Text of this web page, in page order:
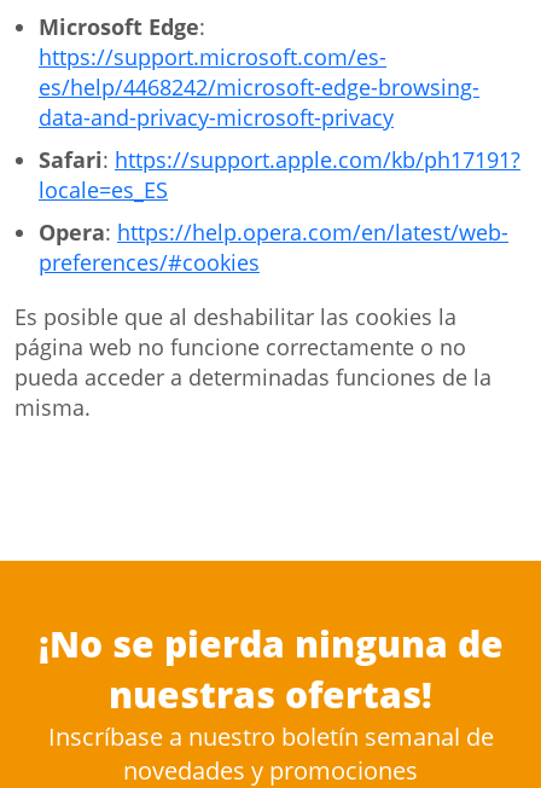
Microsoft Edge:
https://support.microsoft.com/es-
es/help/4468242/microsoft-edge-browsing-
data-and-privacy-microsoft-privacy
Safari: https://support.apple.com/kb/ph17191?
locale=es_ES
Opera: https://help.opera.com/en/latest/web-
preferences/#cookies
Es posible que al deshabilitar las cookies la
página web no funcione correctamente o no
pueda acceder a determinadas funciones de la
misma.
¡No se pierda ninguna de
nuestras ofertas!
Inscríbase a nuestro boletín semanal de
novedades y promociones